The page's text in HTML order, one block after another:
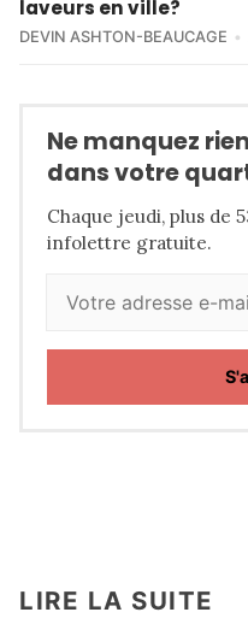
laveurs en ville?
DEVIN ASHTON-BEAUCAGE
Ne manquez
dans votre
Chaque jeudi, plus de
infolettre gratuite.
LIRE LA SUITE